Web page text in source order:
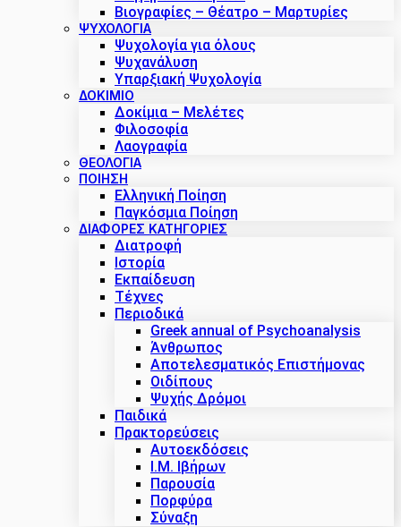
Βιογραφίες – Θέατρο – Μαρτυρίες
ΨΥΧΟΛΟΓΙΑ
Ψυχολογία για όλους
Ψυχανάλυση
Υπαρξιακή Ψυχολογία
ΔΟΚΊΜΙΟ
Δοκίμια – Μελέτες
Φιλοσοφία
Λαογραφία
ΘΕΟΛΟΓΙΑ
ΠΟΙΗΣΗ
Ελληνική Ποίηση
Παγκόσμια Ποίηση
ΔΙΑΦΟΡΕΣ ΚΑΤΗΓΟΡΙΕΣ
Διατροφή
Ιστορία
Εκπαίδευση
Τέχνες
Περιοδικά
Greek annual of Psychoanalysis
Άνθρωπος
Αποτελεσματικός Επιστήμονας
Οιδίπους
Ψυχής Δρόμοι
Παιδικά
Πρακτoρεύσεις
Αυτοεκδόσεις
Ι.Μ. Ιβήρων
Παρουσία
Πορφύρα
Σύναξη